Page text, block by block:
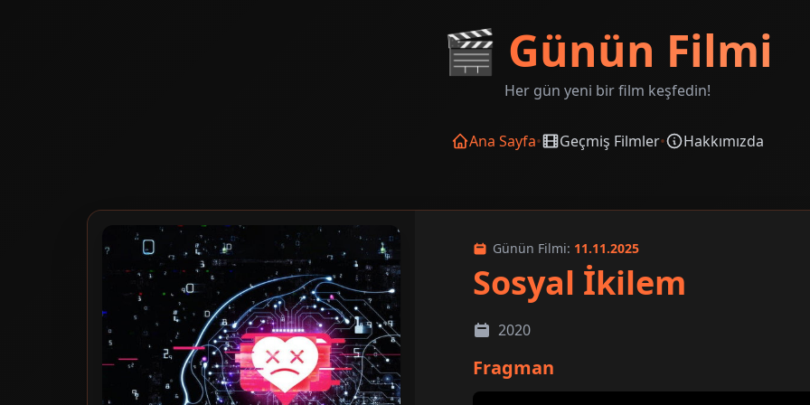
🎬 Günün Filmi
Her gün yeni bir film keşfedin!
Ana Sayfa• Geçmiş Filmler• Hakkımızda
Günün Filmi: 11.11.2025
Sosyal İkilem
2020
Fragman